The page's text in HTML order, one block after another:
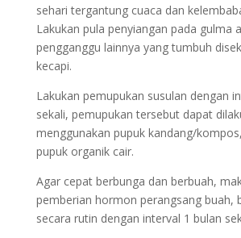
sehari tergantung cuaca dan
Lakukan pula penyiangan pada gulma
pengganggu lainnya yang tumbuh
kecapi.
Lakukan pemupukan susulan dengan
sekali, pemupukan tersebut dapat
menggunakan pupuk kandang/
pupuk organik cair.
Agar cepat berbunga dan berbuah,
pemberian hormon perangsang buah,
secara rutin dengan interval 1 bulan